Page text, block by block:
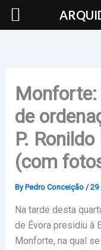
Skip
Monforte:
de
P.
(com
By Pedro Conceição /29
Na tarde desta
de Évora presidiu à
Monforte, na qual